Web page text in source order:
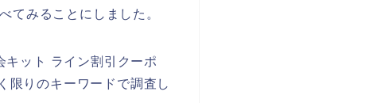
てみることにしました。
ット ライン割引クーポ
限りのキーワードで調査し